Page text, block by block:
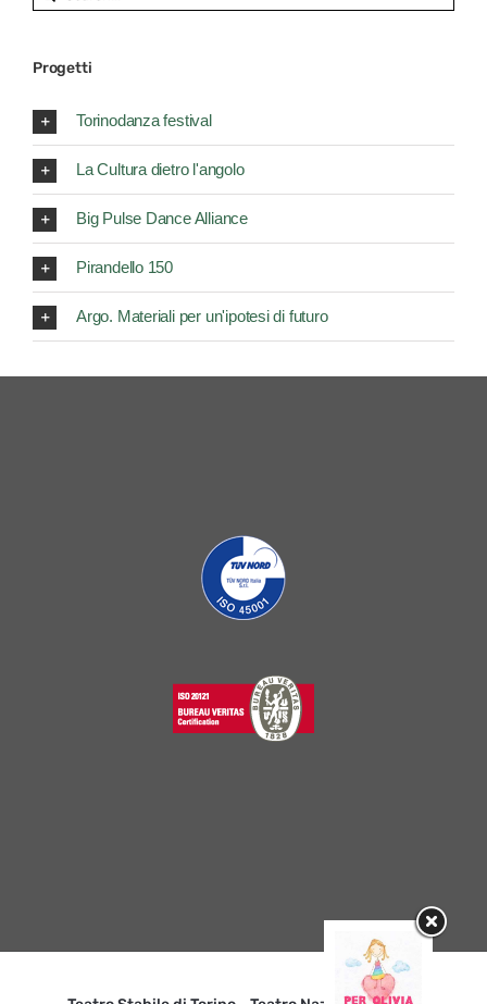
for:
Progetti
Torinodanza festival
La Cultura dietro l'angolo
Big Pulse Dance Alliance
Pirandello 150
Argo. Materiali per un'ipotesi di futuro